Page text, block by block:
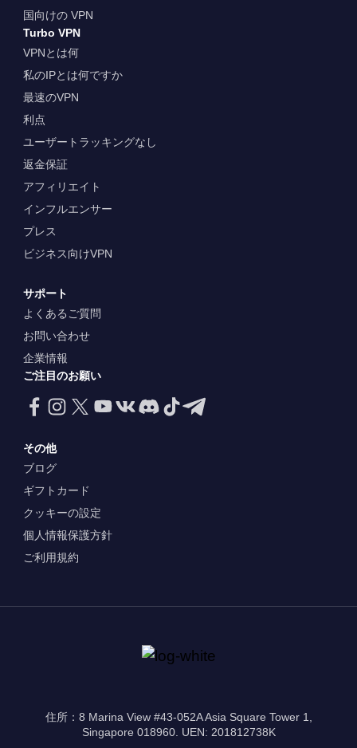
国向けの VPN
Turbo VPN
VPNとは何
私のIPとは何ですか
最速のVPN
利点
ユーザートラッキングなし
返金保証
アフィリエイト
インフルエンサー
プレス
ビジネス向けVPN
サポート
よくあるご質問
お問い合わせ
企業情報
ご注目のお願い
その他
ブログ
ギフトカード
クッキーの設定
個人情報保護方針
ご利用規約
住所：8 Marina View #43-052A Asia Square Tower 1,
Singapore 018960. UEN: 201812738K